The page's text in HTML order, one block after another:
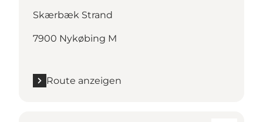
Skærbæk Strand
7900 Nykøbing M
Route anzeigen